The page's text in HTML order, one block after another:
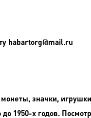
habartorg@mail.ru
значки,
1950-х годов.